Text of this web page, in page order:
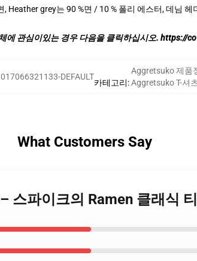
grey는 90 %면 / 10 % 폴리 에스터, 데님 헤
에 관심이있는 경우 다음을 클릭하십시오. https://
DEFAULT
카테고리:
Aggretsuko 제품
Aggretsuko T-셔
What Customers Say
스파이크의 Ramen 클래식